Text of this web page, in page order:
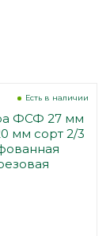
Есть в наличии